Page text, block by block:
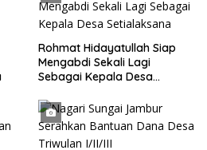
Rohmat Hidayatullah Siap
Mengabdi Sekali Lagi
Sebagai Kepala Desa